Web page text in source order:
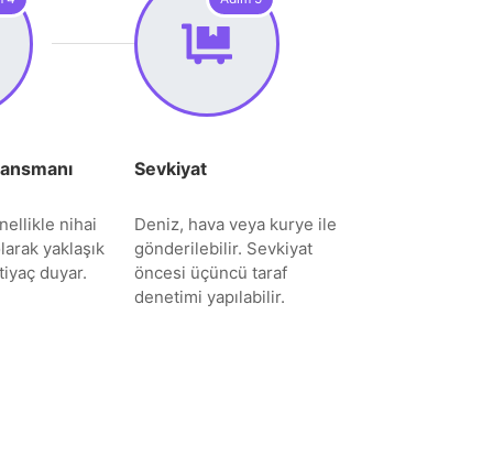
nihai
yaklaşık
duyar.
Sevkiyat
Deniz, hava veya kurye ile
gönderilebilir. Sevkiyat
öncesi üçüncü taraf
denetimi yapılabilir.